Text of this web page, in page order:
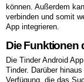
können. Außerdem
verbinden und somit
App integrieren.
Die Funktionen
Die Tinder Android
Tinder. Darüber
Verfügung, die das